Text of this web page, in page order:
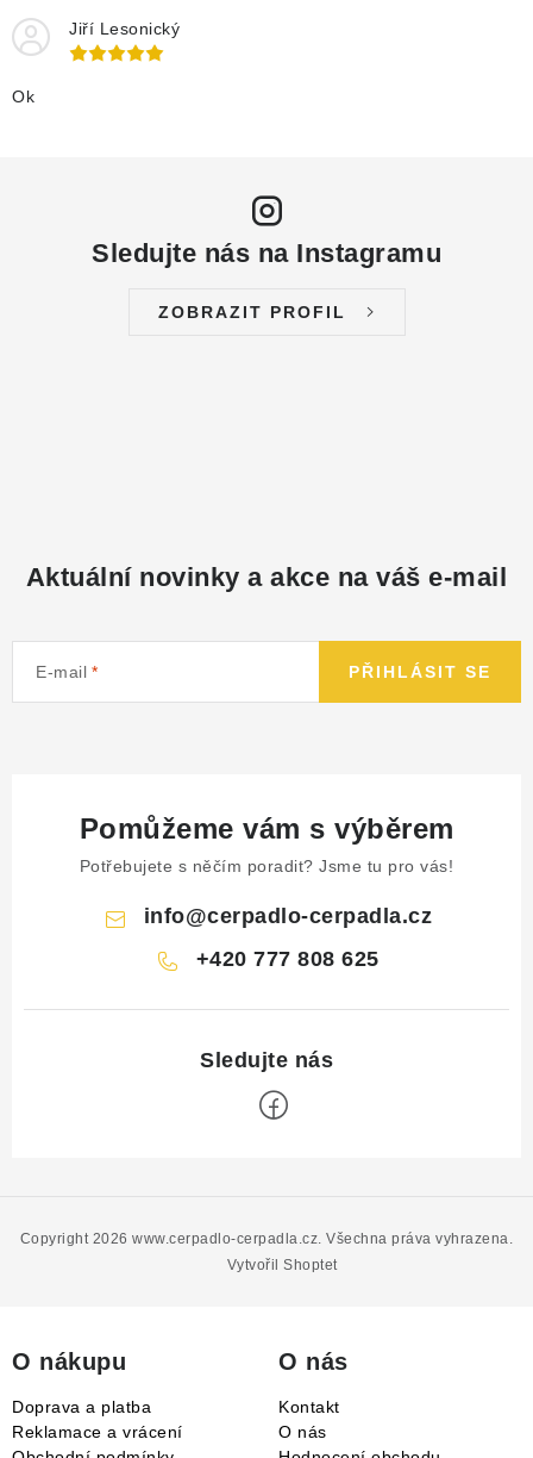
Jiří Lesonický
Ok
Sledujte nás na Instagramu
ZOBRAZIT PROFIL
Aktuální novinky a akce na váš e-mail
E-mail PŘIHLÁSIT SE
Pomůžeme vám s výběrem
Potřebujete s něčím poradit? Jsme tu pro vás!
info@cerpadlo-cerpadla.cz
+420 777 808 625
Vytvořil Shoptet
Copyright 2026www.cerpadlo-cerpadla.cz. Všechna práva vyhrazena.
O nákupu
Doprava a platba
Reklamace a vrácení
O nás
Kontakt
O nás